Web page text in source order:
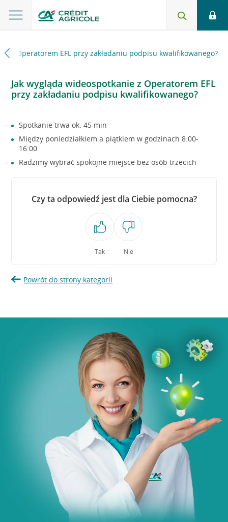
z Operatorem EFL przy zakładaniu podpisu kwalifikowanego?
Jak wygląda wideospotkanie z Operatorem EFL
przy zakładaniu podpisu kwalifikowanego?
Spotkanie trwa ok. 45 min
Między poniedziałkiem a piątkiem w godzinach 8:00-
16:00
Radzimy wybrać spokojne miejsce bez osób trzecich
Czy ta odpowiedź jest dla Ciebie pomocna?
Tak Nie
Powrót do strony kategorii